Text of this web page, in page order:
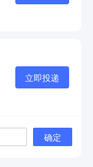
立即投递
确定